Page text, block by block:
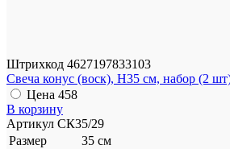
Штрихкод 4627197833103
Свеча конус (воск), H35 см, набор (2
Цена 458
В корзину
Артикул СК35/29
Размер
35 см